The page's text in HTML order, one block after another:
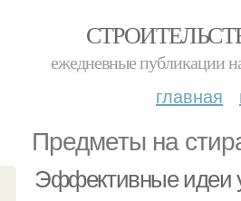
ежедневные публикации
главная
Предметы на
Эффективные идеи